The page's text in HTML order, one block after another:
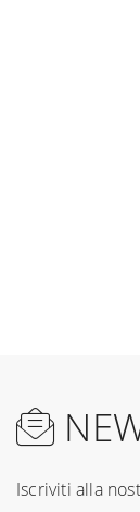
Iscriviti alla